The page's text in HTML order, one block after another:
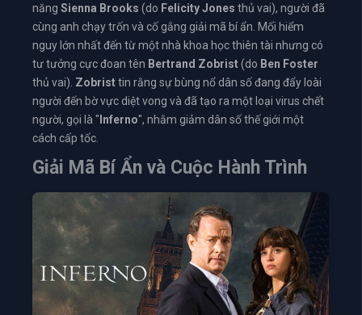
năng Sienna Brooks (do Felicity Jones thủ vai), người đã
cùng anh chạy trốn và cố gắng giải mã bí ẩn. Mối hiểm
nguy lớn nhất đến từ một nhà khoa học thiên tài nhưng có
tư tưởng cực đoan tên Bertrand Zobrist(do Ben Foster
thủ vai). Zobristtin rằng sự bùng nổ dân số đang đẩy loài
người đến bờ vực diệt vong và đã tạo ra một loại virus chết
người, gọi là " Inferno", nhằm giảm dân số thế giới một
cách cấp tốc.
Giải Mã Bí Ẩn và Cuộc Hành Trình